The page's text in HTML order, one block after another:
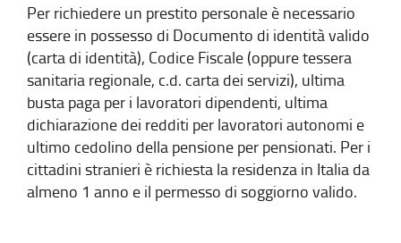
Per richiedere un prestito personale è necessario
essere in possesso di Documento di identità valido
(carta di identità), Codice Fiscale (oppure tessera
sanitaria regionale, c.d. carta dei servizi), ultima
busta paga per i lavoratori dipendenti, ultima
dichiarazione dei redditi per lavoratori autonomi e
ultimo cedolino della pensione per pensionati. Per i
cittadini stranieri è richiesta la residenza in Italia da
almeno 1 anno e il permesso di soggiorno valido.